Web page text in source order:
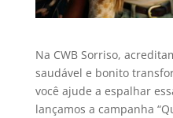
Na CWB Sorriso,
saudável e bonito
você ajude a espalhar
lançamos a campanha